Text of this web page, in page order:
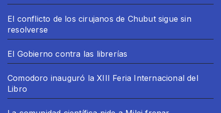
El conflicto de los cirujanos de Chubut sigue sin
resolverse
El Gobierno contra las librerías
Comodoro inauguró la XIII Feria Internacional del
Libro